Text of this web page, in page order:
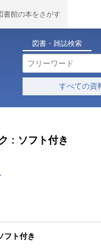
書館の本をさがす
図書・雑誌検索
すべての資
: ソフト付き
フト付き